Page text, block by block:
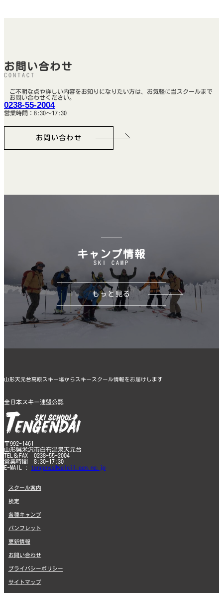
お問い合わせ
CONTACT
ご不明な点や詳しい内容をお知りになりたい方は、お気軽に当スクールまで
お問い合わせください。
0238-55-2004
営業時間：8:30～17:30
お問い合わせ
キャンプ情報
SKI CAMP
もっと見る
山形天元台高原スキー場からスキースクール情報をお届けします
全日本スキー連盟公認
〒992-1461
山形県米沢市白布温泉天元台
TEL＆FAX 0238-55-2004
営業時間 8:30-17:30
E-MAIL : tengenss@soleil.ocn.ne.jp
スクール案内
検定
各種キャンプ
パンフレット
更新情報
お問い合わせ
プライバシーポリシー
サイトマップ